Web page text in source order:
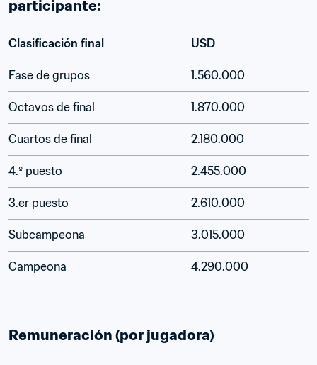
participante:
Clasificación final USD
Fase de grupos 1.560.000
Octavos de final 1.870.000
Cuartos de final 2.180.000
4.º puesto 2.455.000
3.er puesto 2.610.000
Subcampeona 3.015.000
Campeona 4.290.000
Remuneración (por jugadora)